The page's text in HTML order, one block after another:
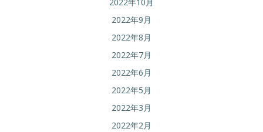
2022年9月
2022年8月
2022年7月
2022年6月
2022年5月
2022年3月
2022年2月